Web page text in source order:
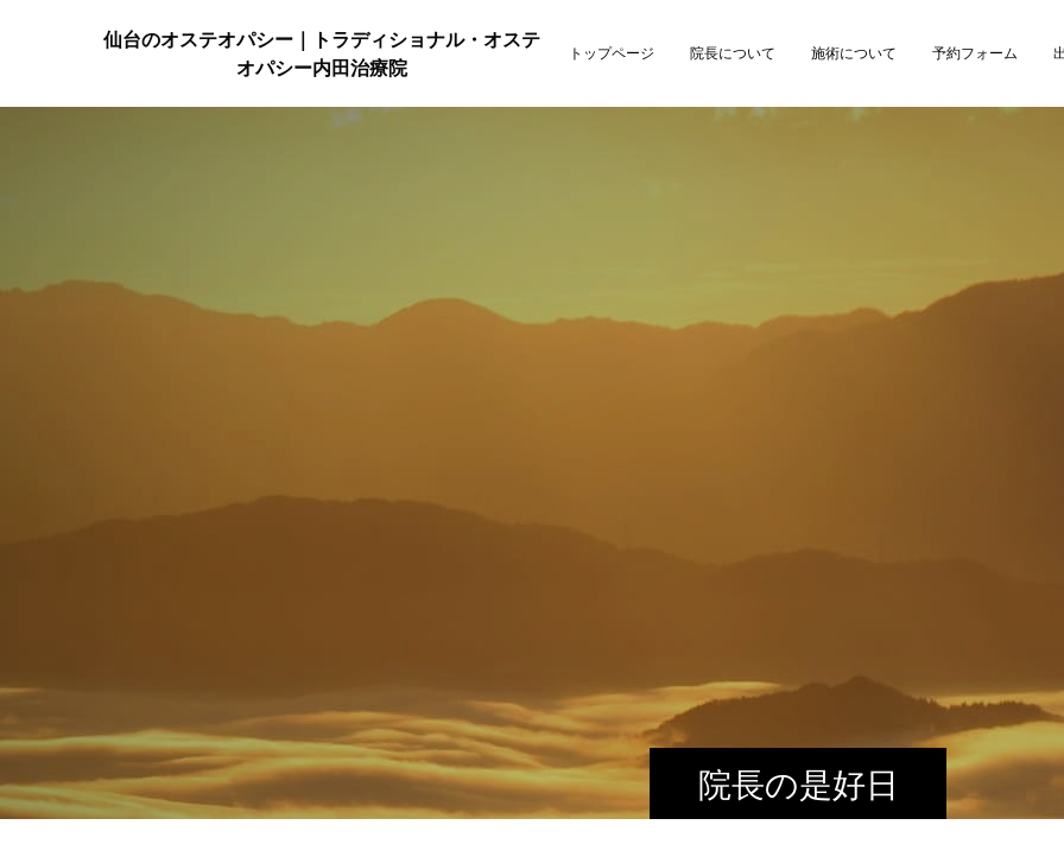
仙台のオステオパシー｜トラディショナル・オステ
オパシー内田治療院
トップページ 院長について 施術について 予約フォーム
院長の是好日